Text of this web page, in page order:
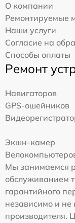
О компании
Ремонтируемые
Наши услуги
Согласие на
Способы оплаты
Ремонт
Навигаторов
GPS-ошейников
Экшн-камер
Мы занимаемся
обслуживанием
гарантийного
независимо и не
производителя.